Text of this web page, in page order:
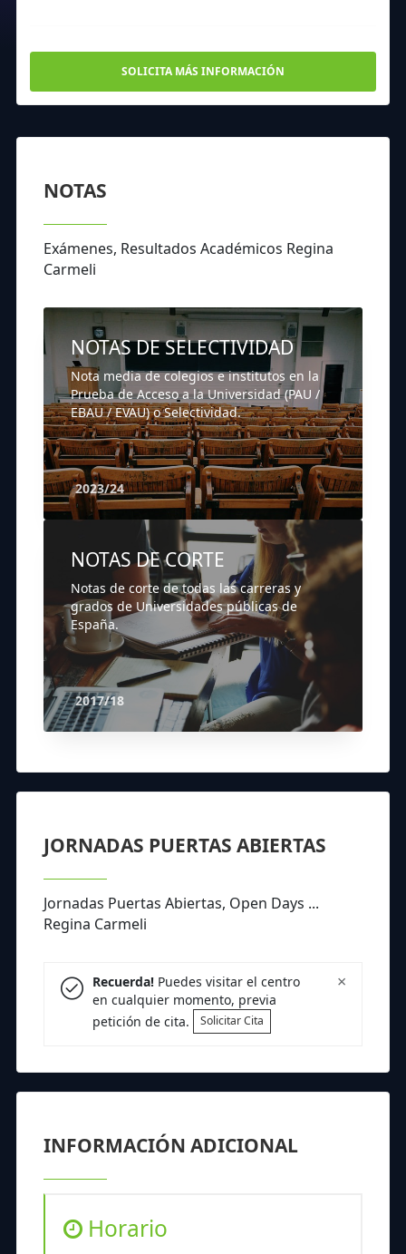
SOLICITA MÁS INFORMACIÓN
NOTAS
Exámenes, Resultados Académicos Regina
Carmeli
NOTAS DE SELECTIVIDAD
Nota media de colegios e institutos en la
Prueba de Acceso a la Universidad (PAU /
EBAU / EVAU) o Selectividad.
2023/24
NOTAS DE CORTE
Notas de corte de todas las carreras y
grados de Universidades públicas de
España.
2017/18
JORNADAS PUERTAS ABIERTAS
Jornadas Puertas Abiertas, Open Days ...
Regina Carmeli
×
Recuerda!Puedes visitar el centro
en cualquier momento, previa
petición de cita.
Solicitar Cita
INFORMACIÓN ADICIONAL
Horario